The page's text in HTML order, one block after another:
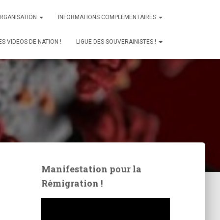
INFORMATIONS COMPLEMENTAIRES
VIDEOS DE NATION ! LIGUE DES SOUVERAINISTES !
Manifestation pour la
Rémigration !